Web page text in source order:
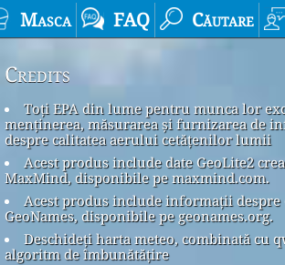
Masca FAQ Căutare
Credits
Toți EPA din lume pentru munca lor
menținerea, măsurarea și furnizarea de
despre calitatea aerului cetățenilor lumii
Acest produs include date GeoLite2
MaxMind, disponibile pe maxmind.com.
Acest produs include informații despre
GeoNames, disponibile pe geonames.org.
Deschideți harta meteo, combinată cu
algoritm de îmbunătățire